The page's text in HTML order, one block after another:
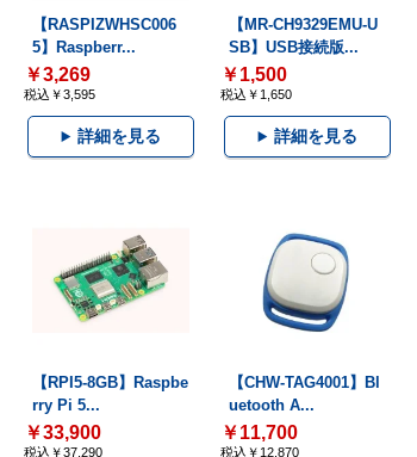
【RASPIZWHSC006
5】Raspberr...
￥3,269
税込￥3,595
詳細を見る
【MR-CH9329EMU-U
SB】USB接続版...
￥1,500
税込￥1,650
詳細を見る
【RPI5-8GB】Raspbe
rry Pi 5...
￥33,900
税込￥37,290
【CHW-TAG4001】Bl
uetooth A...
￥11,700
税込￥12,870